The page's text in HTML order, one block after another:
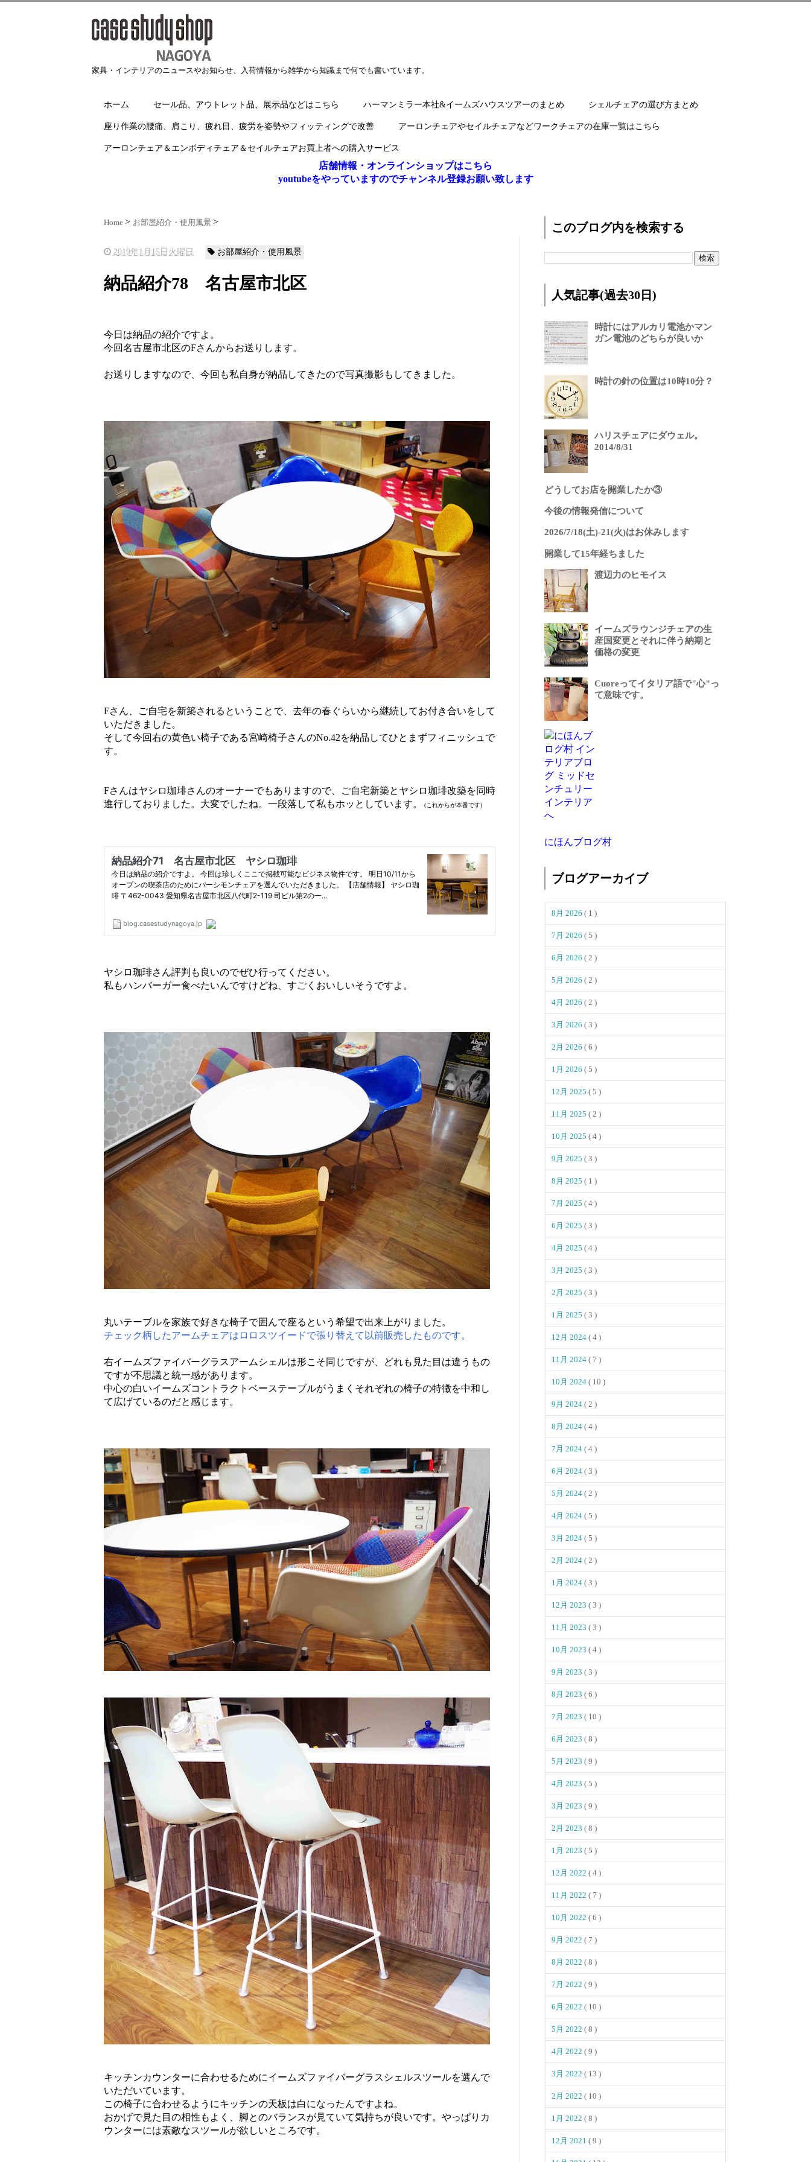
家具・インテリアのニュースやお知らせ、入荷情報から雑学から知識まで何でも書いています。
ホーム セール品、アウトレット品、展示品などはこちら ハーマンミラー本社&イームズハウスツアーのまとめ シェルチェアの選び方まとめ
座り作業の腰痛、肩こり、疲れ目、疲労を姿勢やフィッティングで改善 アーロンチェアやセイルチェアなどワークチェアの在庫一覧はこちら
アーロンチェア＆エンボディチェア＆セイルチェアお買上者への購入サービス
店舗情報・オンラインショップはこちら
youtubeをやっていますのでチャンネル登録お願い致します
Home お部屋紹介・使用風景
2019年1月15日火曜日 お部屋紹介・使用風景
納品紹介78 名古屋市北区
今日は納品の紹介ですよ。
今回名古屋市北区のFさんからお送りします。
お送りしますなので、今回も私自身が納品してきたので写真撮影もしてきました。
Fさん、ご自宅を新築されるということで、去年の春ぐらいから継続してお付き合いをして
いただきました。
そして今回右の黄色い椅子である宮崎椅子さんのNo.42を納品してひとまずフィニッシュで
す。
Fさんはヤシロ珈琲さんのオーナーでもありますので、ご自宅新築とヤシロ珈琲改築を同時
進行しておりました。大変でしたね。一段落して私もホッとしています。
(これからが本番です)
ヤシロ珈琲さん評判も良いのでぜひ行ってください。
私もハンバーガー食べたいんですけどね、すごくおいしいそうですよ。
丸いテーブルを家族で好きな椅子で囲んで座るという希望で出来上がりました。
チェック柄したアームチェアはロロスツイードで張り替えて以前販売したものです。
右イームズファイバーグラスアームシェルは形こそ同じですが、どれも見た目は違うもの
ですが不思議と統一感があります。
中心の白いイームズコントラクトベーステーブルがうまくそれぞれの椅子の特徴を中和し
て広げているのだと感じます。
キッチンカウンターに合わせるためにイームズファイバーグラスシェルスツールを選んで
いただいています。
この椅子に合わせるようにキッチンの天板は白になったんですよね。
おかげで見た目の相性もよく、脚とのバランスが見ていて気持ちが良いです。やっぱりカ
ウンターには素敵なスツールが欲しいところです。
このブログ内を検索する
人気記事(過去30日)
時計にはアルカリ電池かマン
ガン電池のどちらが良いか
時計の針の位置は10時10分？
ハリスチェアにダウェル。
2014/8/31
どうしてお店を開業したか③
今後の情報発信について
2026/7/18(土)-21(火)はお休みします
開業して15年経ちました
渡辺力のヒモイス
イームズラウンジチェアの生
産国変更とそれに伴う納期と
価格の変更
Cuoreってイタリア語で"心"っ
て意味です。
にほんブログ村
ブログアーカイブ
8月 2026 ( 1 )
7月 2026 ( 5 )
6月 2026 ( 2 )
5月 2026 ( 2 )
4月 2026 ( 2 )
3月 2026 ( 3 )
2月 2026 ( 6 )
1月 2026 ( 5 )
12月 2025 ( 5 )
11月 2025 ( 2 )
10月 2025 ( 4 )
9月 2025 ( 3 )
8月 2025 ( 1 )
7月 2025 ( 4 )
6月 2025 ( 3 )
4月 2025 ( 4 )
3月 2025 ( 3 )
2月 2025 ( 3 )
1月 2025 ( 3 )
12月 2024 ( 4 )
11月 2024 ( 7 )
10月 2024 ( 10 )
9月 2024 ( 2 )
8月 2024 ( 4 )
7月 2024 ( 4 )
6月 2024 ( 3 )
5月 2024 ( 2 )
4月 2024 ( 5 )
3月 2024 ( 5 )
2月 2024 ( 2 )
1月 2024 ( 3 )
12月 2023 ( 3 )
11月 2023 ( 3 )
10月 2023 ( 4 )
9月 2023 ( 3 )
8月 2023 ( 6 )
7月 2023 ( 10 )
6月 2023 ( 8 )
5月 2023 ( 9 )
4月 2023 ( 5 )
3月 2023 ( 9 )
2月 2023 ( 8 )
1月 2023 ( 5 )
12月 2022 ( 4 )
11月 2022 ( 7 )
10月 2022 ( 6 )
9月 2022 ( 7 )
8月 2022 ( 8 )
7月 2022 ( 9 )
6月 2022 ( 10 )
5月 2022 ( 8 )
4月 2022 ( 9 )
3月 2022 ( 13 )
2月 2022 ( 10 )
1月 2022 ( 8 )
12月 2021 ( 9 )